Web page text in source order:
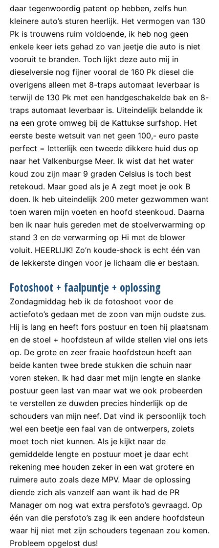
daar tegenwoordig patent op hebben, zelfs hun
kleinere auto’s sturen heerlijk. Het vermogen van 130
Pk is trouwens ruim voldoende, ik heb nog geen
enkele keer iets gehad zo van jeetje die auto is niet
vooruit te branden. Toch lijkt deze auto mij in
dieselversie nog fijner vooral de 160 Pk diesel die
overigens alleen met 8-traps automaat leverbaar is
terwijl de 130 Pk met een handgeschakelde bak en 8-
traps automaat leverbaar is. Uiteindelijk belandde ik
na een grote omweg bij de Kattukse surfshop. Het
eerste beste wetsuit van net geen 100,- euro paste
perfect = letterlijk een tweede dikkere huid dus op
naar het Valkenburgse Meer. Ik wist dat het water
koud zou zijn maar 9 graden Celsius is toch best
retekoud. Maar goed als je A zegt moet je ook B
doen. Ik heb uiteindelijk 200 meter gezwommen want
toen waren mijn voeten en hoofd steenkoud. Daarna
ben ik naar huis gereden met de stoelverwarming op
stand 3 en de verwarming op Hi met de blower
voluit. HEERLIJK! Zo’n koude-shock is echt één van
de lekkerste dingen voor je lichaam die er bestaan.
Fotoshoot + faalpuntje + oplossing
Zondagmiddag heb ik de fotoshoot voor de
actiefoto’s gedaan met de zoon van mijn oudste zus.
Hij is lang en heeft fors postuur en toen hij plaatsnam
en de stoel + hoofdsteun af wilde stellen viel ons iets
op. De grote en zeer fraaie hoofdsteun heeft aan
beide kanten twee brede stukken die schuin naar
voren steken. Ik had daar met mijn lengte en slanke
postuur geen last van maar wat we ook probeerden
te verstellen ze duwden precies hinderlijk op de
schouders van mijn neef. Dat vind ik persoonlijk toch
wel een beetje een faal van de ontwerpers, zoiets
moet toch niet kunnen. Als je kijkt naar de
gemiddelde lengte en postuur moet je daar echt
rekening mee houden zeker in een wat grotere en
ruimere auto zoals deze MPV. Maar de oplossing
diende zich als vanzelf aan want ik had de PR
Manager om nog wat extra persfoto’s gevraagd. Op
één van die persfoto’s zag ik een andere hoofdsteun
waar hij niet met zijn schouders tegenaan zou komen.
Probleem opgelost dus!